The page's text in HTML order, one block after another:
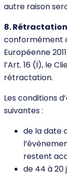
autre raison
8.
conformément
Européenne
l’Art. 16 (l), le
rétractation.
Les conditions
suivantes :
de la date
restent
de 44 à 20